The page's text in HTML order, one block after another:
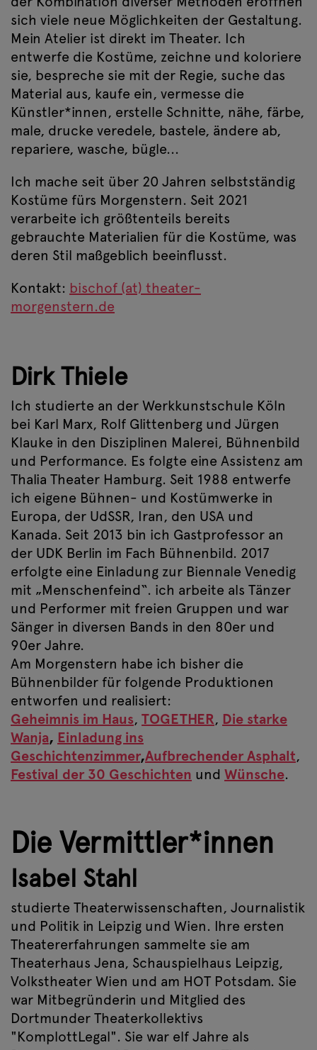
sich viele neue Möglichkeiten der Gestaltung.
Mein Atelier ist direkt im Theater. Ich
entwerfe die Kostüme, zeichne und koloriere
sie, bespreche sie mit der Regie, suche das
Material aus, kaufe ein, vermesse die
Künstler*innen, erstelle Schnitte, nähe, färbe,
male, drucke veredele, bastele, ändere ab,
repariere, wasche, bügle...
Ich mache seit über 20 Jahren selbstständig
Kostüme fürs Morgenstern. Seit 2021
verarbeite ich größtenteils bereits
gebrauchte Materialien für die Kostüme, was
deren Stil maßgeblich beeinflusst.
Kontakt: bischof (at) theater-
morgenstern.de
Dirk Thiele
Ich studierte an der Werkkunstschule Köln
bei Karl Marx, Rolf Glittenberg und Jürgen
Klauke in den Disziplinen Malerei, Bühnenbild
und Performance. Es folgte eine Assistenz am
Thalia Theater Hamburg. Seit 1988 entwerfe
ich eigene Bühnen- und Kostümwerke in
Europa, der UdSSR, Iran, den USA und
Kanada. Seit 2013 bin ich Gastprofessor an
der UDK Berlin im Fach Bühnenbild. 2017
erfolgte eine Einladung zur Biennale Venedig
mit „Menschenfeind“. ich arbeite als Tänzer
und Performer mit freien Gruppen und war
Sänger in diversen Bands in den 80er und
90er Jahre.
Am Morgenstern habe ich bisher die
Bühnenbilder für folgende Produktionen
entworfen und realisiert:
Geheimnis im Haus, TOGETHER, Die starke
Wanja, Einladung ins
Geschichtenzimmer,Aufbrechender Asphalt,
Festival der 30 Geschichten und Wünsche.
Die Vermittler*innen
Isabel Stahl
studierte Theaterwissenschaften, Journalistik
und Politik in Leipzig und Wien. Ihre ersten
Theatererfahrungen sammelte sie am
Theaterhaus Jena, Schauspielhaus Leipzig,
Volkstheater Wien und am HOT Potsdam. Sie
war Mitbegründerin und Mitglied des
Dortmunder Theaterkollektivs
"KomplottLegal". Sie war elf Jahre als